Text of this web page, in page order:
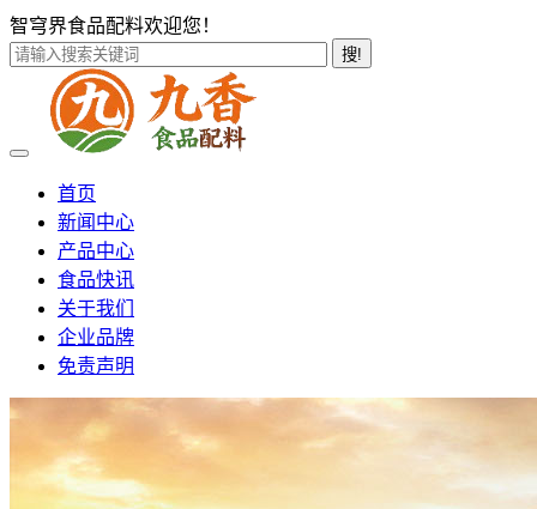
智穹界食品配料欢迎您！
搜!
首页
新闻中心
产品中心
食品快讯
关于我们
企业品牌
免责声明